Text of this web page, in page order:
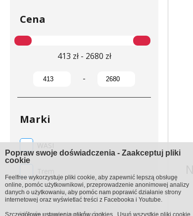
Cena
413 zł - 2680 zł
-
Marki
WASI
Popraw swoje doświadczenia - Zaakceptuj pliki
cookie
Feelfree wykorzystuje pliki cookie, aby zapewnić lepszą obsługę
online, pomóc użytkownikowi, przeprowadzenie anonimowej analizy
danych o użytkowaniu, aby pomóc nam poprawić działanie strony
internetowej oraz wyświetlać treści z Facebooka i Youtube.
Szczegółowe ustawienia plików cookies Usuń wszystkie pliki cookie.